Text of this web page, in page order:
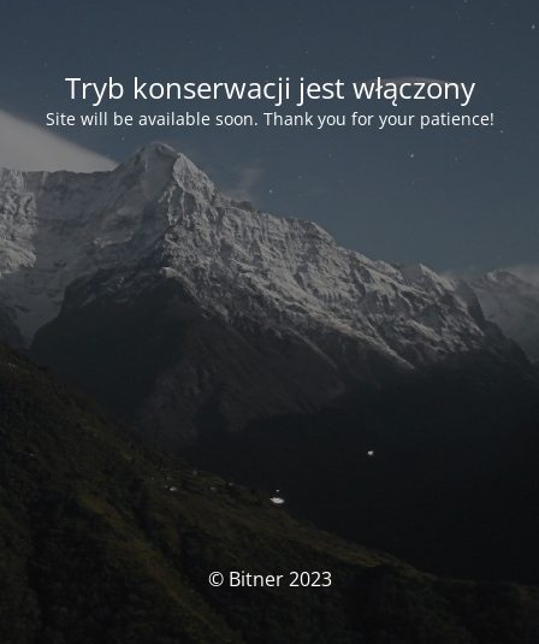
Tryb konserwacji jest włączony
Site will be available soon. Thank you for your patience!
© Bitner 2023